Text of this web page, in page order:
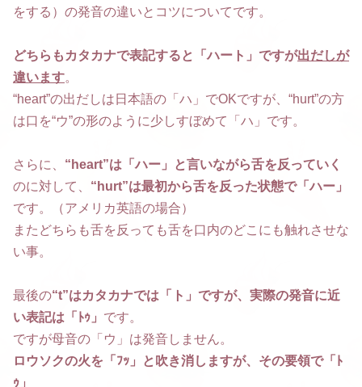
をする）の発音の違いとコツについてです。
どちらもカタカナで表記すると「ハート」ですが出だしが
違います。
“heart”の出だしは日本語の「ハ」でOKですが、“hurt”の方
は口を“ウ”の形のように少しすぼめて「ハ」です。
さらに、 “heart”は「ハー」と言いながら舌を反っていく
のに対して、 “hurt”は最初から舌を反った状態で「ハー」
です。（アメリカ英語の場合）
またどちらも舌を反っても舌を口内のどこにも触れさせな
い事。
最後の“t”はカタカナでは「ト」ですが、実際の発音に近
い表記は「ﾄｩ」 です。
ですが母音の「ウ」は発音しません。
ロウソクの火を「ﾌｯ」と吹き消しますが、その要領で「ﾄ
ｩ」